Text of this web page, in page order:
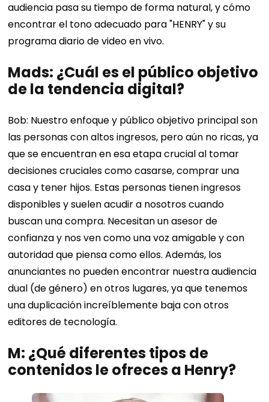
audiencia pasa su tiempo de forma natural, y cómo
encontrar el tono adecuado para "HENRY" y su
programa diario de video en vivo.
Mads: ¿Cuál es el público objetivo
de la tendencia digital?
Bob: Nuestro enfoque y público objetivo principal son
las personas con altos ingresos, pero aún no ricas, ya
que se encuentran en esa etapa crucial al tomar
decisiones cruciales como casarse, comprar una
casa y tener hijos. Estas personas tienen ingresos
disponibles y suelen acudir a nosotros cuando
buscan una compra. Necesitan un asesor de
confianza y nos ven como una voz amigable y con
autoridad que piensa como ellos. Además, los
anunciantes no pueden encontrar nuestra audiencia
dual (de género) en otros lugares, ya que tenemos
una duplicación increíblemente baja con otros
editores de tecnología.
M: ¿Qué diferentes tipos de
contenidos le ofreces a Henry?